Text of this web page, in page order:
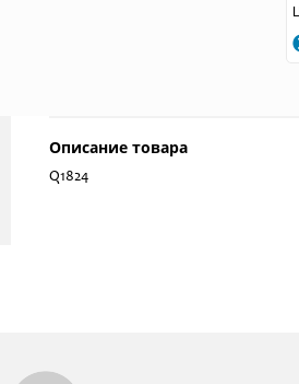
Описание товара
Q1824